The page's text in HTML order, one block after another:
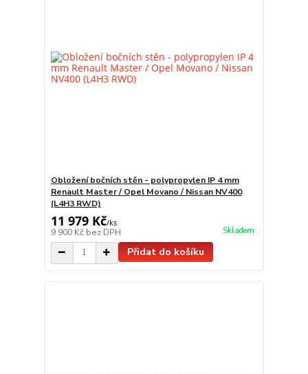
Obložení bočních stěn - polypropylen IP 4 mm
Renault Master / Opel Movano / Nissan NV400
(L4H3 RWD)
11 979 Kč/ks
9 900 Kč bez DPH Skladem
Přidat do košíku